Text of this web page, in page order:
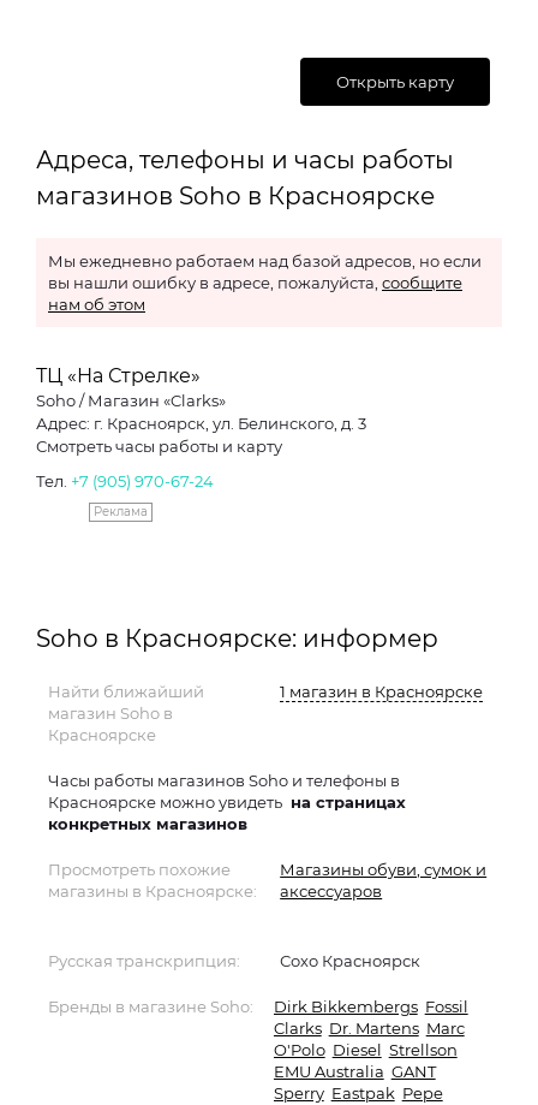
Открыть карту
Адреса, телефоны и часы работы
магазинов Soho в Красноярске
Мы ежедневно работаем над базой адресов, но если
вы нашли ошибку в адресе, пожалуйста, сообщите
нам об этом
ТЦ «На Стрелке»
Soho / Магазин «Clarks»
Адрес: г. Красноярск, ул. Белинского, д. 3
Смотреть часы работы и карту
Тел. +7 (905) 970-67-24
Реклама
Soho в Красноярске: информер
Найти ближайший
магазин Soho в
Красноярске
1 магазин в Красноярске
Часы работы магазинов Soho и телефоны в
Красноярске можно увидеть на страницах
конкретных магазинов
Просмотреть похожие
магазины в Красноярске:
Магазины обуви, сумок и
аксессуаров
Русская транскрипция: Сохо Красноярск
Бренды в магазине Soho: Dirk Bikkembergs Fossil
Clarks Dr. Martens Marc
O'Polo Diesel Strellson
EMU Australia GANT
Sperry Eastpak Pepe